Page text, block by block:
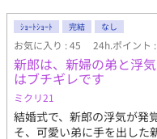
れてる咲蘭視点のお話。ま
ださい。
https://
輝(兄)sideと咲蘭(弟)sideを
で挑みます。深夜テンショ
コトは言わないでね🙊💕︎ ※
間に書いていくので、更新
ます。 更新の際は、Xとブ
ｼｮｰﾄｼｮｰﾄ 完結 なし
お気に入り : 45 24h.ポイント
新郎は、新婦の弟と浮
はブチギレです
ミクリ21
結婚式で、新郎の浮気が発
そ、可愛い弟に手を出した